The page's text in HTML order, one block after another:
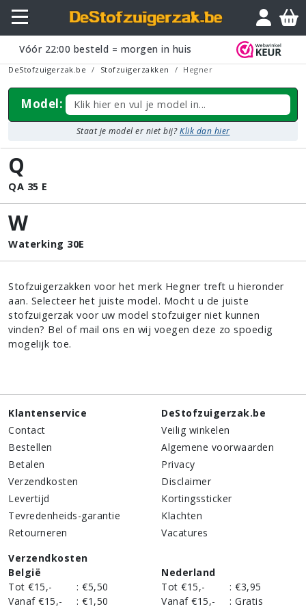
Vóór 22:00 besteld = morgen in huis
DeStofzuigerzak.be Stofzuigerzakken Hegner
Model:
Staat je model er niet bij? Klik dan hier
Q
QA 35 E
W
Waterking 30E
Stofzuigerzakken voor het merk Hegner treft u hieronder
aan. Selecteer het juiste model. Mocht u de juiste
stofzuigerzak voor uw model stofzuiger niet kunnen
vinden? Bel of mail ons en wij voegen deze zo spoedig
mogelijk toe.
Klantenservice
Contact
Bestellen
Betalen
Verzendkosten
Levertijd
Tevredenheids-garantie
Retourneren
DeStofzuigerzak.be
Veilig winkelen
Algemene voorwaarden
Privacy
Disclaimer
Kortingssticker
Klachten
Vacatures
Verzendkosten
België
Tot €15,-
: €5,50
Vanaf €15,-
: €1,50
Nederland
Tot €15,-
: €3,95
Vanaf €15,-
: Gratis